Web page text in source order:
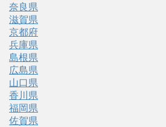
奈良県
滋賀県
京都府
兵庫県
島根県
広島県
山口県
香川県
福岡県
佐賀県